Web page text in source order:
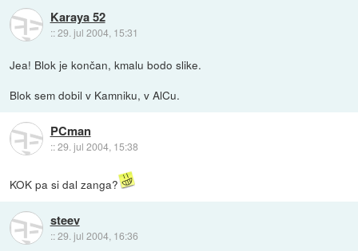
Karaya 52
::29. jul 2004, 15:31
Jea! Blok je končan, kmalu bodo slike.
Blok sem dobil v Kamniku, v AlCu.
PCman
::29. jul 2004, 15:38
KOK pa si dal zanga?
steev
::29. jul 2004, 16:36